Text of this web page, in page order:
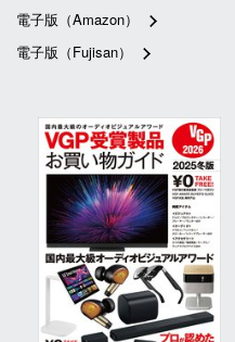
電子版（Amazon）
電子版（Fujisan）